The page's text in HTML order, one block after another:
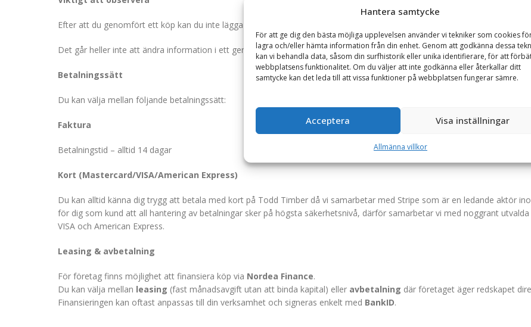
Hantera samtycke
För att ge dig den bästa möjliga upplevelsen använder vi tekniker som cookies
lagra och/eller hämta information från din enhet. Genom att godkänna dessa
kan vi behandla data, såsom din surfhistorik eller unika identifierare, för att
webbplatsens funktionalitet. Om du väljer att inte godkänna eller återkallar ditt
samtycke kan det leda till att vissa funktioner på webbplatsen fungerar sämre.
Acceptera Visa inställningar
Allmänna villkor
Efter att du genomfört ett köp kan du inte lägga till produkter till en redan lagd order, utan du får i så fall göra ett nytt köp.
Det går heller inte att ändra information i ett genomfört köp, dvs byta leveransadress, eller ändra produkttyp, storlek,
Betalningssätt
Du kan välja mellan följande betalningssätt:
Faktura
Betalningstid – alltid 14 dagar
Kort (Mastercard/VISA/American Express)
Du kan alltid känna dig trygg att betala med kort på Todd Timber då vi samarbetar med Stripe som är en ledande aktör
för dig som kund att all hantering av betalningar sker på högsta säkerhetsnivå, därför samarbetar vi med noggrant
VISA och American Express.
Leasing & avbetalning
För företag finns möjlighet att finansiera köp via Nordea Finance.
Du kan välja mellan leasing (fast månadsavgift utan att binda kapital) eller avbetalning där företaget äger redskapet
Finansieringen kan oftast anpassas till din verksamhet och signeras enkelt med BankID.